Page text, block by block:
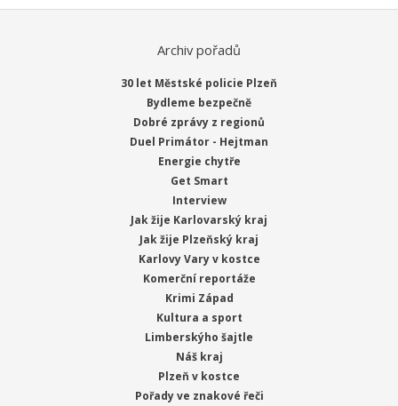
Archiv pořadů
30 let Městské policie Plzeň
Bydleme bezpečně
Dobré zprávy z regionů
Duel Primátor - Hejtman
Energie chytře
Get Smart
Interview
Jak žije Karlovarský kraj
Jak žije Plzeňský kraj
Karlovy Vary v kostce
Komerční reportáže
Krimi Západ
Kultura a sport
Limberskýho šajtle
Náš kraj
Plzeň v kostce
Pořady ve znakové řeči